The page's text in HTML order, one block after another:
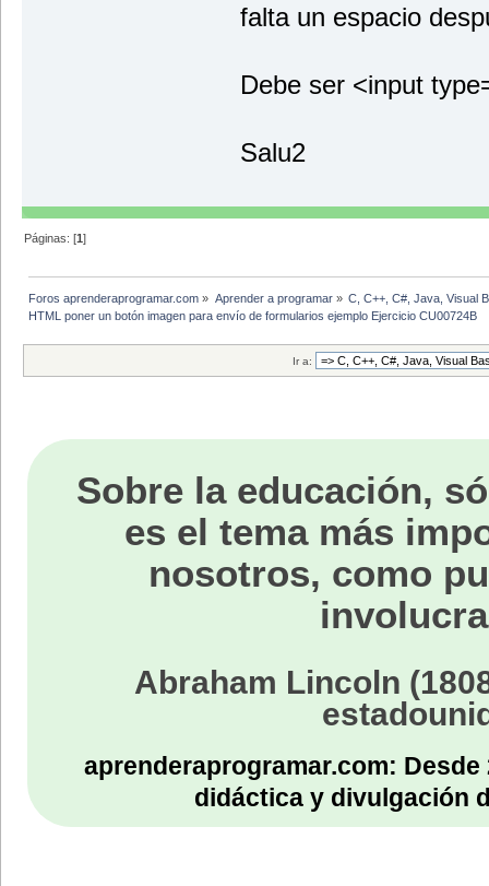
falta un espacio
Debe ser <input
Salu2
Páginas: [1]
Foros aprenderaprogramar.com » Aprender a programar» C, C++, C#, Java, Visual
HTML poner un botón imagen para envío de formularios ejemplo Ejercicio CU00724B
Ir a:
Sobre la educación,
es el tema más
nosotros, como
Abraham Lincoln
aprenderaprogramar.com:
didáctica y divulgación